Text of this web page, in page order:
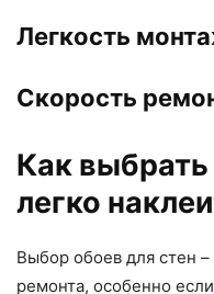
Легкость
Скорость
Как
легко
Выбор обоев для стен
ремонта, особенно